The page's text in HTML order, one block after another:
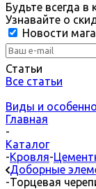
Будьте всегда в
Узнавайте о
Новости
Статьи
Все статьи
Виды и
Главная
-
Каталог
-Кровля-
Доборные
-Торцевая